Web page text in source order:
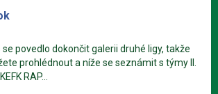
se povedlo dokončit galerii druhé ligy, takže
prohlédnout a níže se seznámit s týmy II.
RAP...